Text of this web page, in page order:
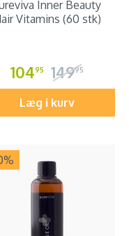
Inner Beauty
Vitamins (60 stk)
10495 14995
Læg i kurv
%